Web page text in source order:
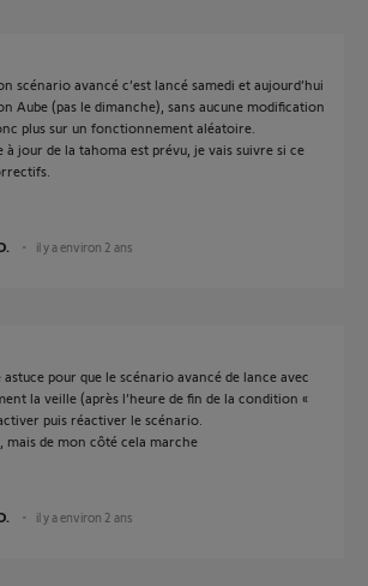
scénario avancé c’est lancé samedi et aujourd’hui
Aube (pas le dimanche), sans aucune modification
plus sur un fonctionnement aléatoire.
à jour de la tahoma est prévu, je vais suivre si ce
il y a environ 2 ans
astuce pour que le scénario avancé de lance avec
la veille (après l’heure de fin de la condition «
puis réactiver le scénario.
mais de mon côté cela marche
il y a environ 2 ans